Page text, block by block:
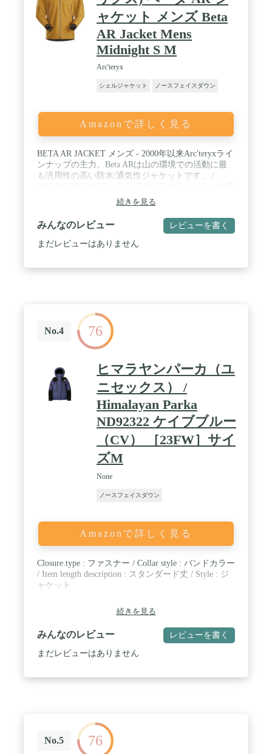
ャケット メンズ Beta
AR Jacket Mens
Midnight S M
Arc'teryx
シェルジャケット ノースフェイスダウン
Amazonで詳しく見る
BETA AR JACKET メンズ - 2000年以来Arc'teryxライ
ンナップの主力。Beta ARは山の環境での活動に最
も汎用性の高い防水/通気性ジャケットです。 /
件に対応する汎用性の高い高性能デザイン。 /
BETA - 多目的: さまざまなアクティビティや条件に
対応する高性能。 / GORE-TEX – 防水、防風、通気
性のあるテキスタイルで、環境保護シェルターを完
全に保護します。 / オールラウンド – 高性能の天候
続きを見る
みんなのレビュー レビューを書く
まだレビューはありません
No.4 76
ヒマラヤンパーカ（ユ
ニセックス） /
Himalayan Parka
ND92322 ケイブブルー
（CV） ［23FW］サイ
ズM
None
ノースフェイスダウン
Amazonで詳しく見る
Closure.type : ファスナー / Collar style : バンドカラー
/ Item length description : スタンダード丈 / Style : ジ
ャケット
続きを見る
みんなのレビュー レビューを書く
まだレビューはありません
No.5 76